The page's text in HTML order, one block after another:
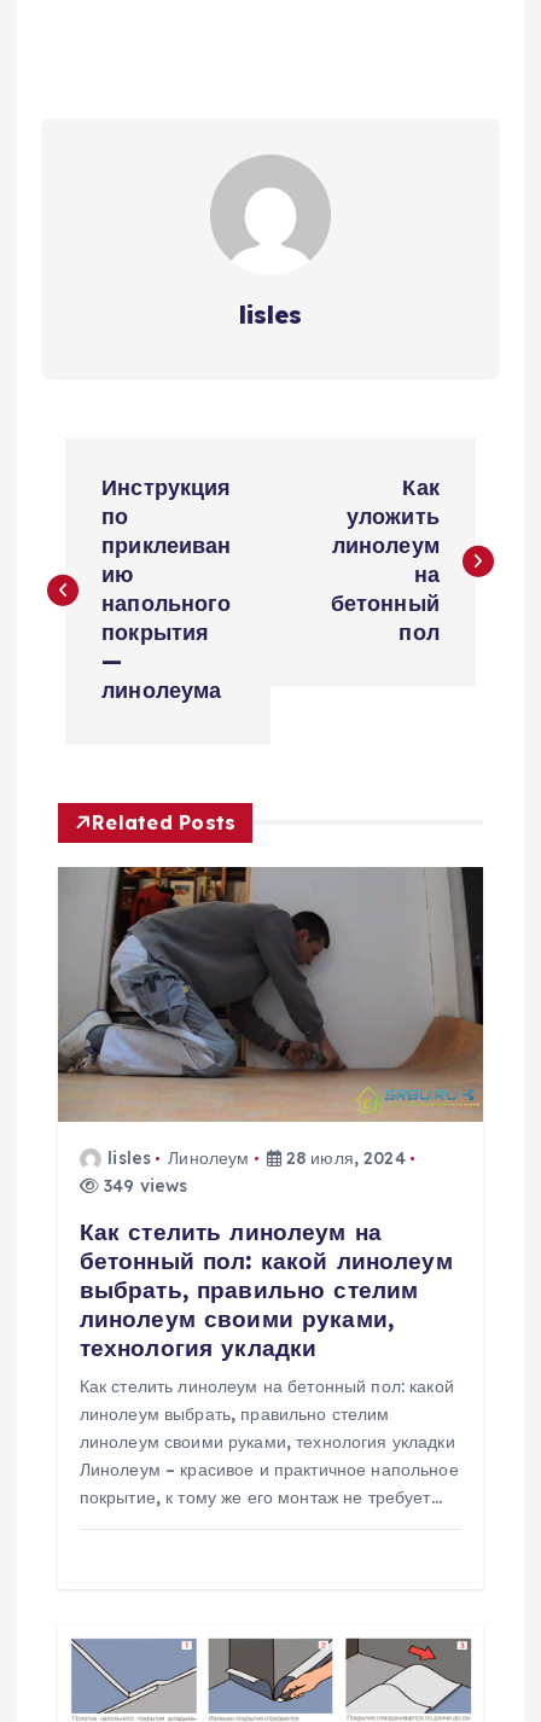
lisles
в
ц
и
п
о
з
Инструкция
по
приклеиван
ию
напольного
покрытия
—
линолеума
Как
уложить
линолеум
на
бетонный
пол
Related Posts
lisles Линолеум
28 июля, 2024
349 views
Как стелить линолеум на
бетонный пол: какой линолеум
выбрать, правильно стелим
линолеум своими руками,
технология укладки
Как стелить линолеум на бетонный пол: какой
линолеум выбрать, правильно стелим
линолеум своими руками, технология укладки
Линолеум – красивое и практичное напольное
покрытие, к тому же его монтаж не требует…